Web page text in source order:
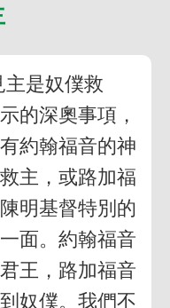
是奴僕救
的深奧事項，
約翰福音的神
主，或路加福
明基督特別的
面。約翰福音
王，路加福音
奴僕。我們不